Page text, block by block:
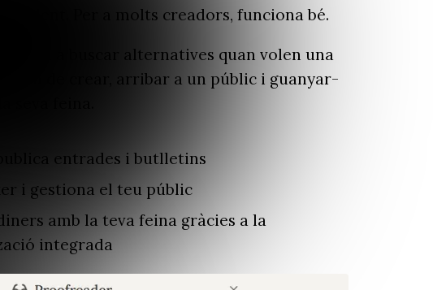
Per a molts creadors, funciona bé.
a buscar alternatives quan volen una
de crear, arribar a un públic i guanyar-
entrades i butlletins
i gestiona el teu públic
amb la teva feina gràcies a la
integrada